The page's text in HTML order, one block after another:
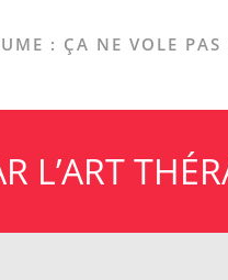
: ÇA NE VOLE PAS
L’ART